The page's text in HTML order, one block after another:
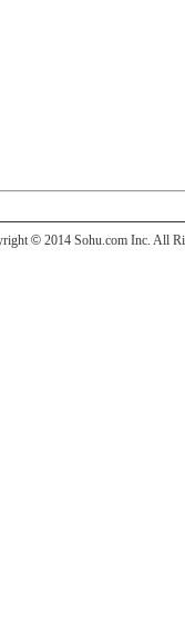
© 2014 Sohu.com Inc. All